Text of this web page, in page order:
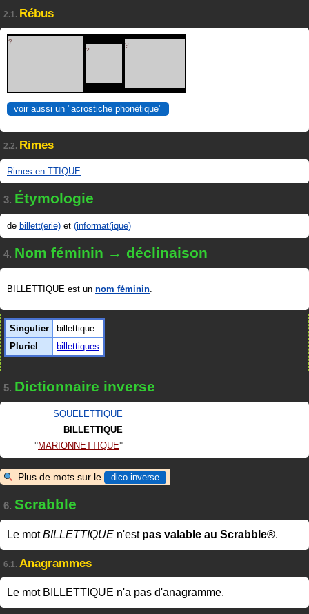
2.1. Rébus
?
?
?
voir aussi un "acrostiche phonétique"
2.2. Rimes
Rimes en TTIQUE
3. Étymologie
de billett(erie) et (informat(ique)
4. Nom féminin → déclinaison
BILLETTIQUE est un nom féminin.
Singulier
billettique
Pluriel
billettiques
5. Dictionnaire inverse
SQUELETTIQUE
BILLETTIQUE
MARIONNETTIQUE
Plus de mots sur le dico inverse
6. Scrabble
Le motBILLETTIQUE n'est pas valable au Scrabble®.
6.1. Anagrammes
Le mot BILLETTIQUE n'a pas d'anagramme.